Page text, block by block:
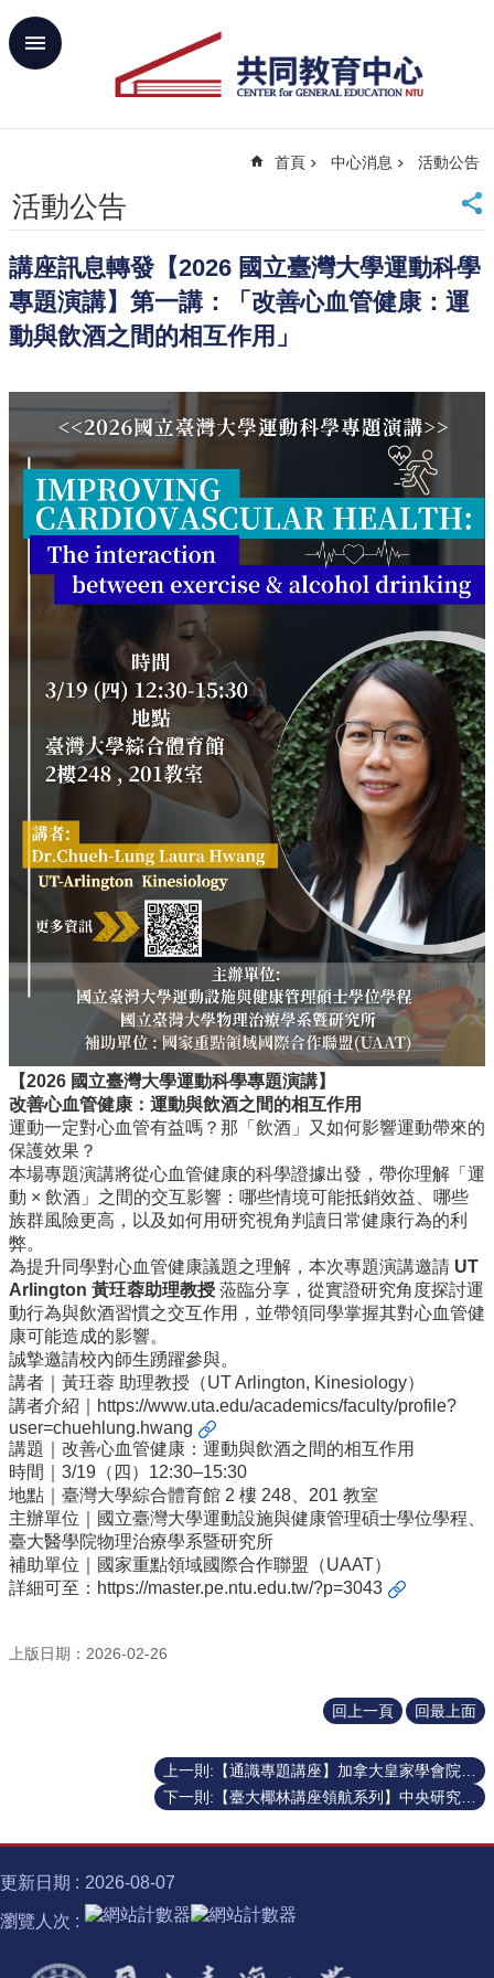
跳到主要內容區塊
進
首
頁
大
首
頁
網
導
覽
聯
絡
訊
English
通
課
程
訊
通
訊
中
心
消
息
關
法
規
服
務
資
源
校
學
士
學
位
半
跨
林
座
諾
首頁 中心消息 活動公告
活動公告
講座訊息轉發【2026 國立臺灣大學運動科學
專題演講】第一講：「改善心血管健康：運
動與飲酒之間的相互作用」
【2026 國立臺灣大學運動科學專題演講】
改善心血管健康：運動與飲酒之間的相互作用
運動一定對心血管有益嗎？那「飲酒」又如何影響運動帶來的
保護效果？
本場專題演講將從心血管健康的科學證據出發，帶你理解「運
動 × 飲酒」之間的交互影響：哪些情境可能抵銷效益、哪些
族群風險更高，以及如何用研究視角判讀日常健康行為的利
弊。
為提升同學對心血管健康議題之理解，本次專題演講邀請 UT
Arlington 黃玨蓉助理教授 蒞臨分享，從實證研究角度探討運
動行為與飲酒習慣之交互作用，並帶領同學掌握其對心血管健
康可能造成的影響。
誠摯邀請校內師生踴躍參與。
講者｜黃玨蓉 助理教授（UT Arlington, Kinesiology）
講者介紹｜
https://www.uta.edu/academics/faculty/profile?
user=chuehlung.hwang
講題｜改善心血管健康：運動與飲酒之間的相互作用
時間｜3/19（四）12:30–15:30
地點｜臺灣大學綜合體育館 2 樓 248、201 教室
主辦單位｜國立臺灣大學運動設施與健康管理碩士學位學程、
臺大醫學院物理治療學系暨研究所
補助單位｜國家重點領域國際合作聯盟（UAAT）
詳細可至： https://master.pe.ntu.edu.tw/?p=3043
上版日期：2026-02-26
回上一頁 回最上面
更新日期 2026-08-07
瀏覽人次